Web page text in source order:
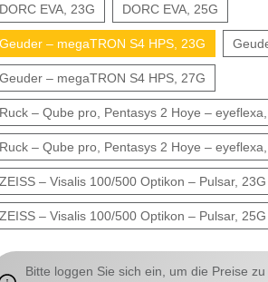
DORC EVA, 23G DORC EVA, 25G
Geuder – megaTRON S4 HPS, 23G
Geuder – megaTRON S4 HPS, 27G
Ruck – Qube pro, Pentasys 2 Hoye –
Ruck – Qube pro, Pentasys 2 Hoye –
ZEISS – Visalis 100/500 Optikon – Pulsar, 23G
ZEISS – Visalis 100/500 Optikon – Pulsar, 25G
Bitte loggen Sie sich ein, um die Preise